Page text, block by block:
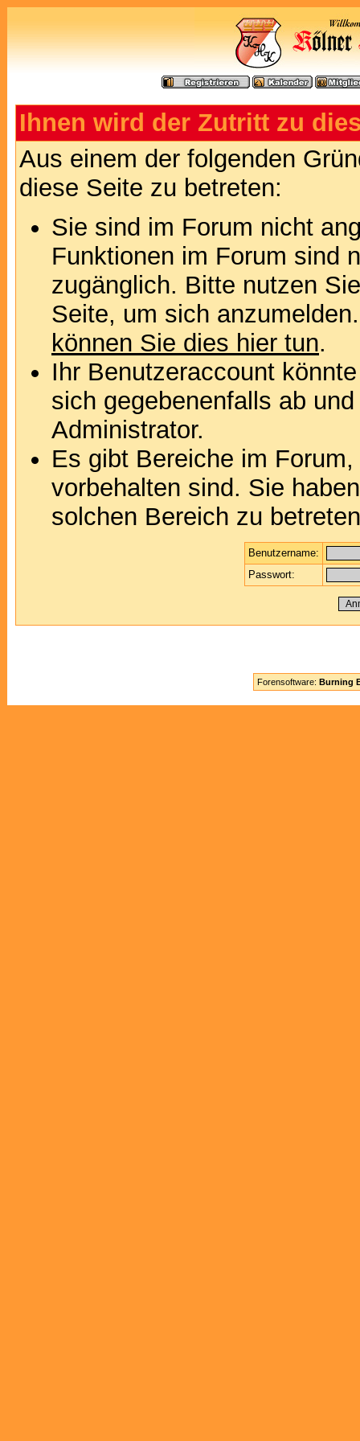
Ihnen wird der Zutritt zu
Aus einem der folgenden
diese Seite zu betreten:
Sie sind im Forum nicht
Funktionen im Forum sind
zugänglich. Bitte nutzen
Seite, um sich
können Sie dies hier tun.
Ihr Benutzeraccount
sich gegebenenfalls ab
Administrator.
Es gibt Bereiche im
vorbehalten sind. Sie
solchen Bereich zu
Benutzername:
Passwort:
Forensoftware: Burning